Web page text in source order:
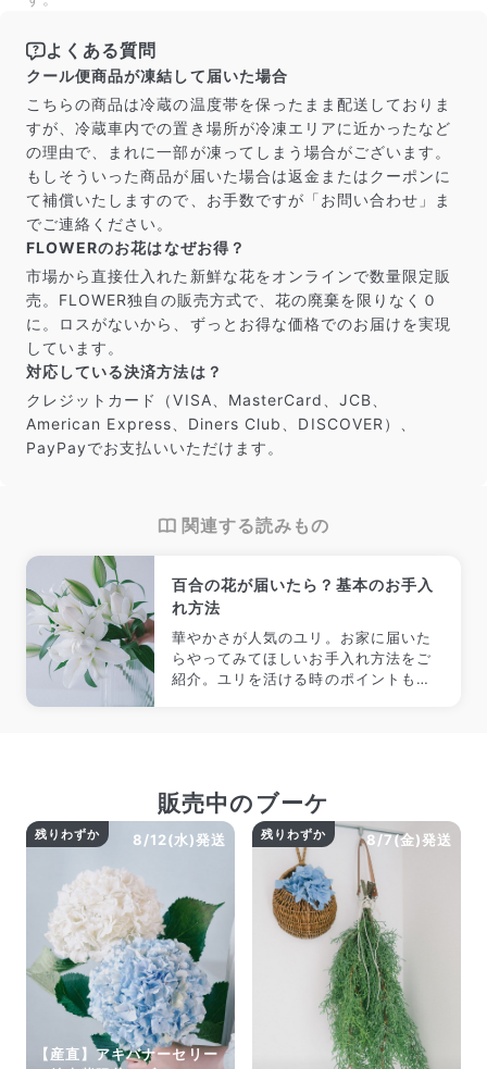
よくある質問
クール便商品が凍結して届いた場合
こちらの商品は冷蔵の温度帯を保ったまま配送しておりま
すが、冷蔵車内での置き場所が冷凍エリアに近かったなど
の理由で、まれに一部が凍ってしまう場合がございます。
もしそういった商品が届いた場合は返金またはクーポンに
て補償いたしますので、お手数ですが「お問い合わせ」ま
でご連絡ください。
FLOWERのお花はなぜお得？
市場から直接仕入れた新鮮な花をオンラインで数量限定販
売。FLOWER独自の販売方式で、花の廃棄を限りなく０
に。ロスがないから、ずっとお得な価格でのお届けを実現
しています。
対応している決済方法は？
クレジットカード（VISA、MasterCard、JCB、
American Express、Diners Club、DISCOVER）、
PayPayでお支払いいただけます。
関連する読みもの
百合の花が届いたら？基本のお手入
れ方法
華やかさが人気のユリ。お家に届いた
らやってみてほしいお手入れ方法をご
紹介。ユリを活ける時のポイントも一
販売中のブーケ
8/12(水)発送
残りわずか
【産直】アキバナーセリー
8/7(金)発送
残りわずか